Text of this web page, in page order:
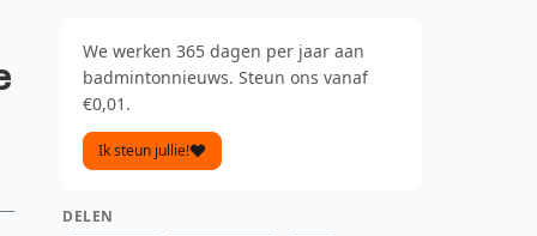
We werken 365 dagen per jaar aan
badmintonnieuws. Steun ons vanaf
€0,01.
Ik steun jullie!
DELEN